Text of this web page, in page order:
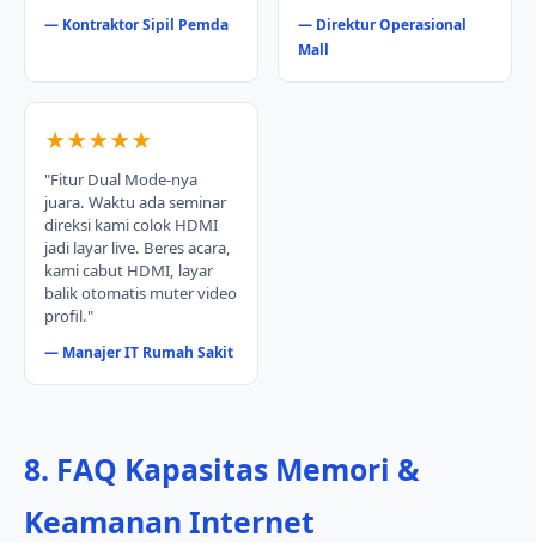
— Kontraktor Sipil Pemda
— Direktur Operasional
Mall
★★★★★
"Fitur Dual Mode-nya
juara. Waktu ada seminar
direksi kami colok HDMI
jadi layar live. Beres acara,
kami cabut HDMI, layar
balik otomatis muter video
profil."
— Manajer IT Rumah Sakit
8. FAQ Kapasitas Memori &
Keamanan Internet